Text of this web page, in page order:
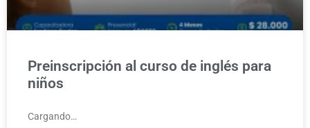
Preinscripción al curso de inglés para
niños
Cargando…